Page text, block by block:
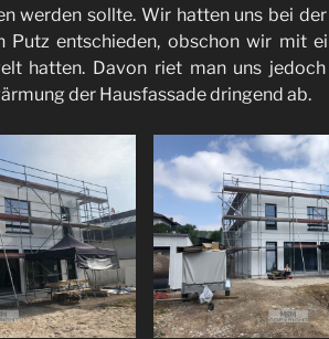
werden sollte. Wir hatten uns bei
Putz entschieden, obschon wir mit
hatten. Davon riet man uns
der Hausfassade dringend ab.